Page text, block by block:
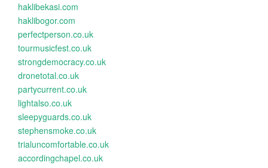
haklibekasi.com
haklibogor.com
perfectperson.co.uk
tourmusicfest.co.uk
strongdemocracy.co.uk
dronetotal.co.uk
partycurrent.co.uk
lightalso.co.uk
sleepyguards.co.uk
stephensmoke.co.uk
trialuncomfortable.co.uk
accordingchapel.co.uk